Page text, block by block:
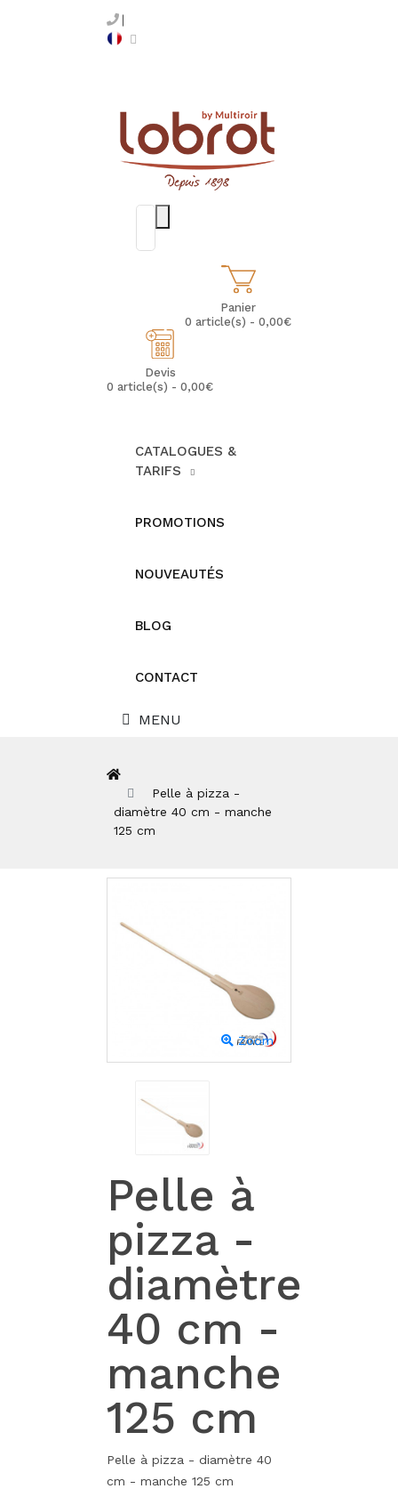
Panier
0 article(s) - 0,00€
Devis
0 article(s) - 0,00€
CATALOGUES &
TARIFS
PROMOTIONS
NOUVEAUTÉS
BLOG
CONTACT
MENU
Pelle à pizza -
diamètre 40 cm - manche
125 cm
Zoom
Pelle à
pizza -
diamètre
40 cm -
manche
125 cm
Pelle à pizza - diamètre 40
cm - manche 125 cm